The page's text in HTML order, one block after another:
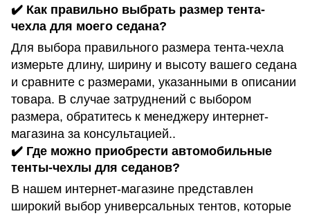
✔️ Как правильно выбрать размер тента-
чехла для моего седана?
Для выбора правильного размера тента-чехла
измерьте длину, ширину и высоту вашего седана
и сравните с размерами, указанными в описании
товара. В случае затруднений с выбором
размера, обратитесь к менеджеру интернет-
магазина за консультацией..
✔️ Где можно приобрести автомобильные
тенты-чехлы для седанов?
В нашем интернет-магазине представлен
широкий выбор универсальных тентов, которые